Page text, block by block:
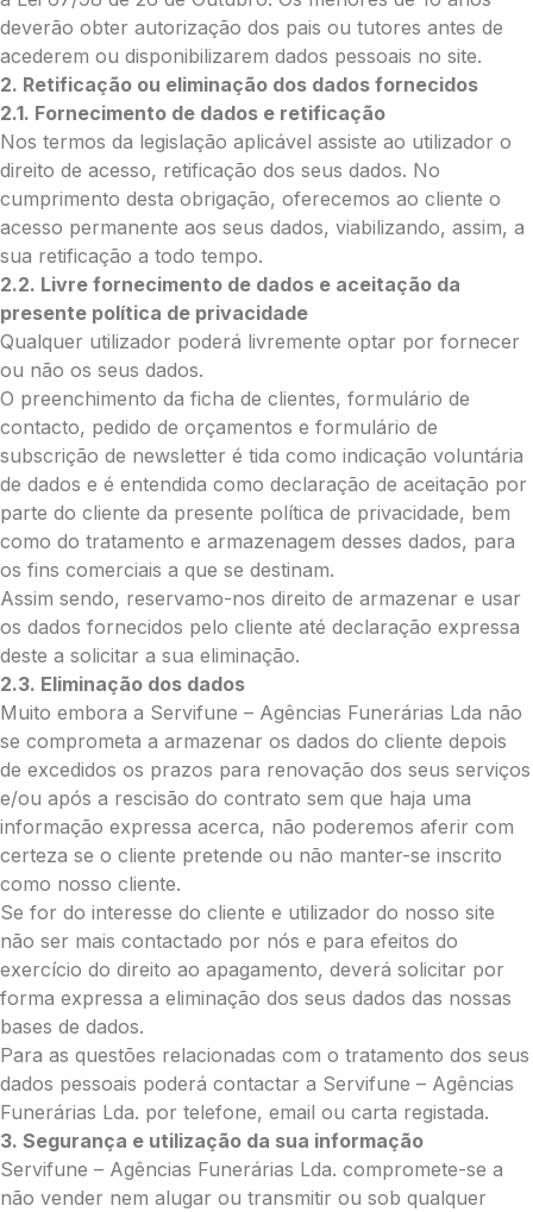
O que deseja enviar?
Ramo de Flores
Palma
Cruz
Coração
Ramo de Flores:
Opção 1 (€25)
Opção 2 (€30)
Opção 3 (€35)
Opção 4 (€40)
Opção 5 (€45)
Opção 6 (€50)
Opção 7 (€55)
Opção 8 (€60)
Opção 9 (€65)
Palma:
Pequena (€85)
Média (€100)
Grande (€115)
Cruz:
Pequena (€85)
Média (€100)
Grande (€115)
Coração:
Pequena (€85)
Média (€100)
Grande (€115)
Coroa:
Mini (€75)
Pequena (€85)
Média (€100)
Grande (€115)
O seu nome
Contacto telefónico*
deverão obter autorização dos pais ou tutores antes de
acederem ou disponibilizarem dados pessoais no site.
2. Retificação ou eliminação dos dados fornecidos
2.1. Fornecimento de dados e retificação
Nos termos da legislação aplicável assiste ao utilizador o
direito de acesso, retificação dos seus dados. No
cumprimento desta obrigação, oferecemos ao cliente o
acesso permanente aos seus dados, viabilizando, assim, a
sua retificação a todo tempo.
2.2. Livre fornecimento de dados e aceitação da
presente política de privacidade
Qualquer utilizador poderá livremente optar por fornecer
ou não os seus dados.
O preenchimento da ficha de clientes, formulário de
contacto, pedido de orçamentos e formulário de
subscrição de newsletter é tida como indicação voluntária
de dados e é entendida como declaração de aceitação por
parte do cliente da presente política de privacidade, bem
como do tratamento e armazenagem desses dados, para
os fins comerciais a que se destinam.
Assim sendo, reservamo-nos direito de armazenar e usar
os dados fornecidos pelo cliente até declaração expressa
deste a solicitar a sua eliminação.
2.3. Eliminação dos dados
Muito embora a Servifune – Agências Funerárias Lda não
se comprometa a armazenar os dados do cliente depois
de excedidos os prazos para renovação dos seus serviços
e/ou após a rescisão do contrato sem que haja uma
informação expressa acerca, não poderemos aferir com
certeza se o cliente pretende ou não manter-se inscrito
como nosso cliente.
Se for do interesse do cliente e utilizador do nosso site
não ser mais contactado por nós e para efeitos do
exercício do direito ao apagamento, deverá solicitar por
forma expressa a eliminação dos seus dados das nossas
bases de dados.
Para as questões relacionadas com o tratamento dos seus
dados pessoais poderá contactar a Servifune – Agências
Funerárias Lda. por telefone, email ou carta registada.
3. Segurança e utilização da sua informação
Servifune – Agências Funerárias Lda. compromete-se a
não vender nem alugar ou transmitir ou sob qualquer